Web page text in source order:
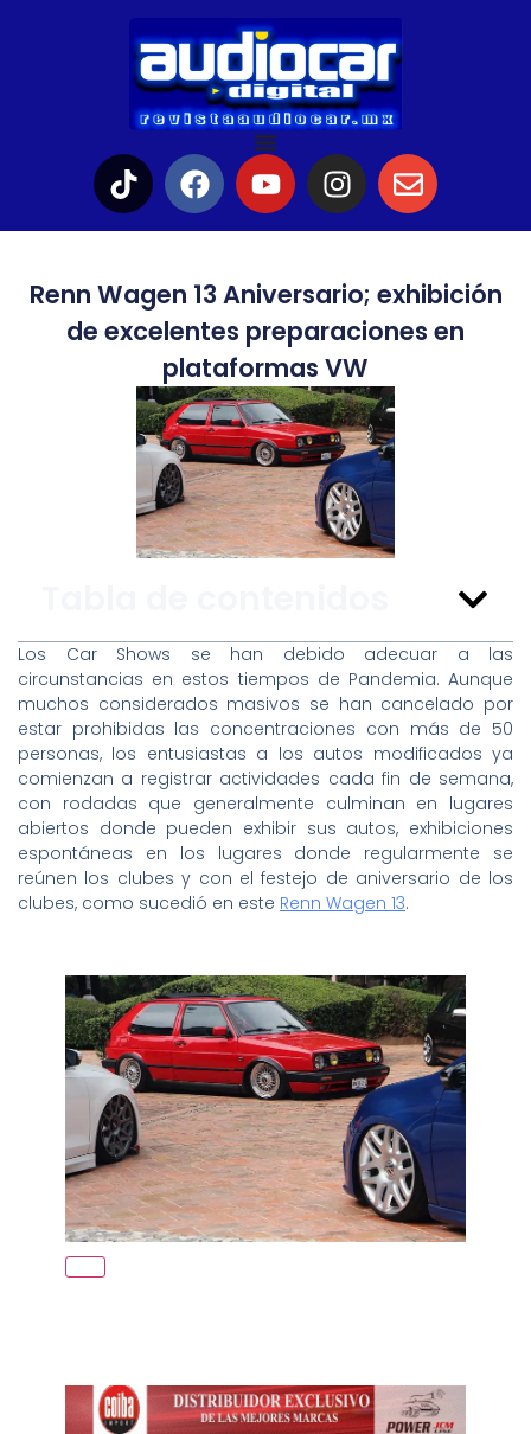
Renn Wagen 13 Aniversario; exhibición
de excelentes preparaciones en
plataformas VW
Los Car Shows se han debido adecuar a las
circunstancias en estos tiempos de Pandemia. Aunque
muchos considerados masivos se han cancelado por
estar prohibidas las concentraciones con más de 50
personas, los entusiastas a los autos modificados ya
comienzan a registrar actividades cada fin de semana,
con rodadas que generalmente culminan en lugares
abiertos donde pueden exhibir sus autos, exhibiciones
espontáneas en los lugares donde regularmente se
reúnen los clubes y con el festejo de aniversario de los
clubes, como sucedió en este Renn Wagen 13.